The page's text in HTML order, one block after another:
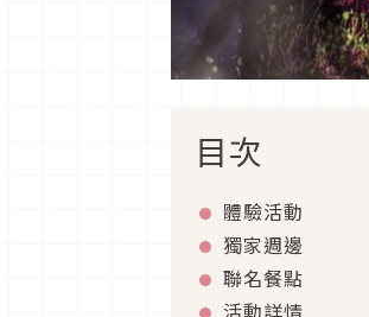
目次
體驗活動
獨家週邊
聯名餐點
活動詳情